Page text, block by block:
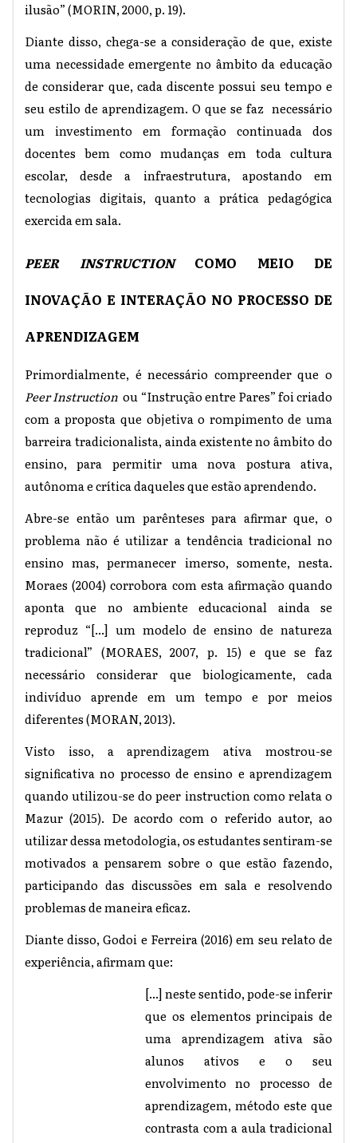
ilusão” (MORIN, 2000, p. 19).
Diante disso, chega-se a consideração de que, existe
uma necessidade emergente no âmbito da educação
de considerar que, cada discente possui seu tempo e
seu estilo de aprendizagem. O que se faz necessário
um investimento em formação continuada dos
docentes bem como mudanças em toda cultura
escolar, desde a infraestrutura, apostando em
tecnologias digitais, quanto a prática pedagógica
exercida em sala.
PEER INSTRUCTIONCOMO MEIO DE
INOVAÇÃO E INTERAÇÃO NO PROCESSO DE
APRENDIZAGEM
Primordialmente, é necessário compreender que o
Peer Instruction ou “Instrução entre Pares” foi criado
com a proposta que objetiva o rompimento de uma
barreira tradicionalista, ainda existente no âmbito do
ensino, para permitir uma nova postura ativa,
autônoma e crítica daqueles que estão aprendendo.
Abre-se então um parênteses para afirmar que, o
problema não é utilizar a tendência tradicional no
ensino mas, permanecer imerso, somente, nesta.
Moraes (2004) corrobora com esta afirmação quando
aponta que no ambiente educacional ainda se
reproduz “[...] um modelo de ensino de natureza
tradicional” (MORAES, 2007, p. 15) e que se faz
necessário considerar que biologicamente, cada
indivíduo aprende em um tempo e por meios
diferentes (MORAN, 2013).
Visto isso, a aprendizagem ativa mostrou-se
significativa no processo de ensino e aprendizagem
quando utilizou-se do peer instruction como relata o
Mazur (2015). De acordo com o referido autor, ao
utilizar dessa metodologia, os estudantes sentiram-se
motivados a pensarem sobre o que estão fazendo,
participando das discussões em sala e resolvendo
problemas de maneira eficaz.
Diante disso, Godoi e Ferreira (2016) em seu relato de
experiência, afirmam que:
[...] neste sentido, pode-se inferir
que os elementos principais de
uma aprendizagem ativa são
alunos ativos e o seu
envolvimento no processo de
aprendizagem, método este que
contrasta com a aula tradicional